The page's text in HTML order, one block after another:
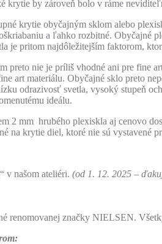
krytie by zároveň bolo v ráme
krytie obyčajným sklom alebo
a ľahko rozbitné. Obyčajné
je pritom najdôležitejším faktorom,
preto nie je príliš vhodné ani pre fine
art materiálu. Obyčajné sklo preto
odrazivosť svetla, vysoký stupeň
ideálu.
2 mm hrubého plexiskla aj cenovo
na krytie diel, ktoré nie sú
v našom ateliéri. (od 1. 12. 2025 –
renomovanej značky NIELSEN.